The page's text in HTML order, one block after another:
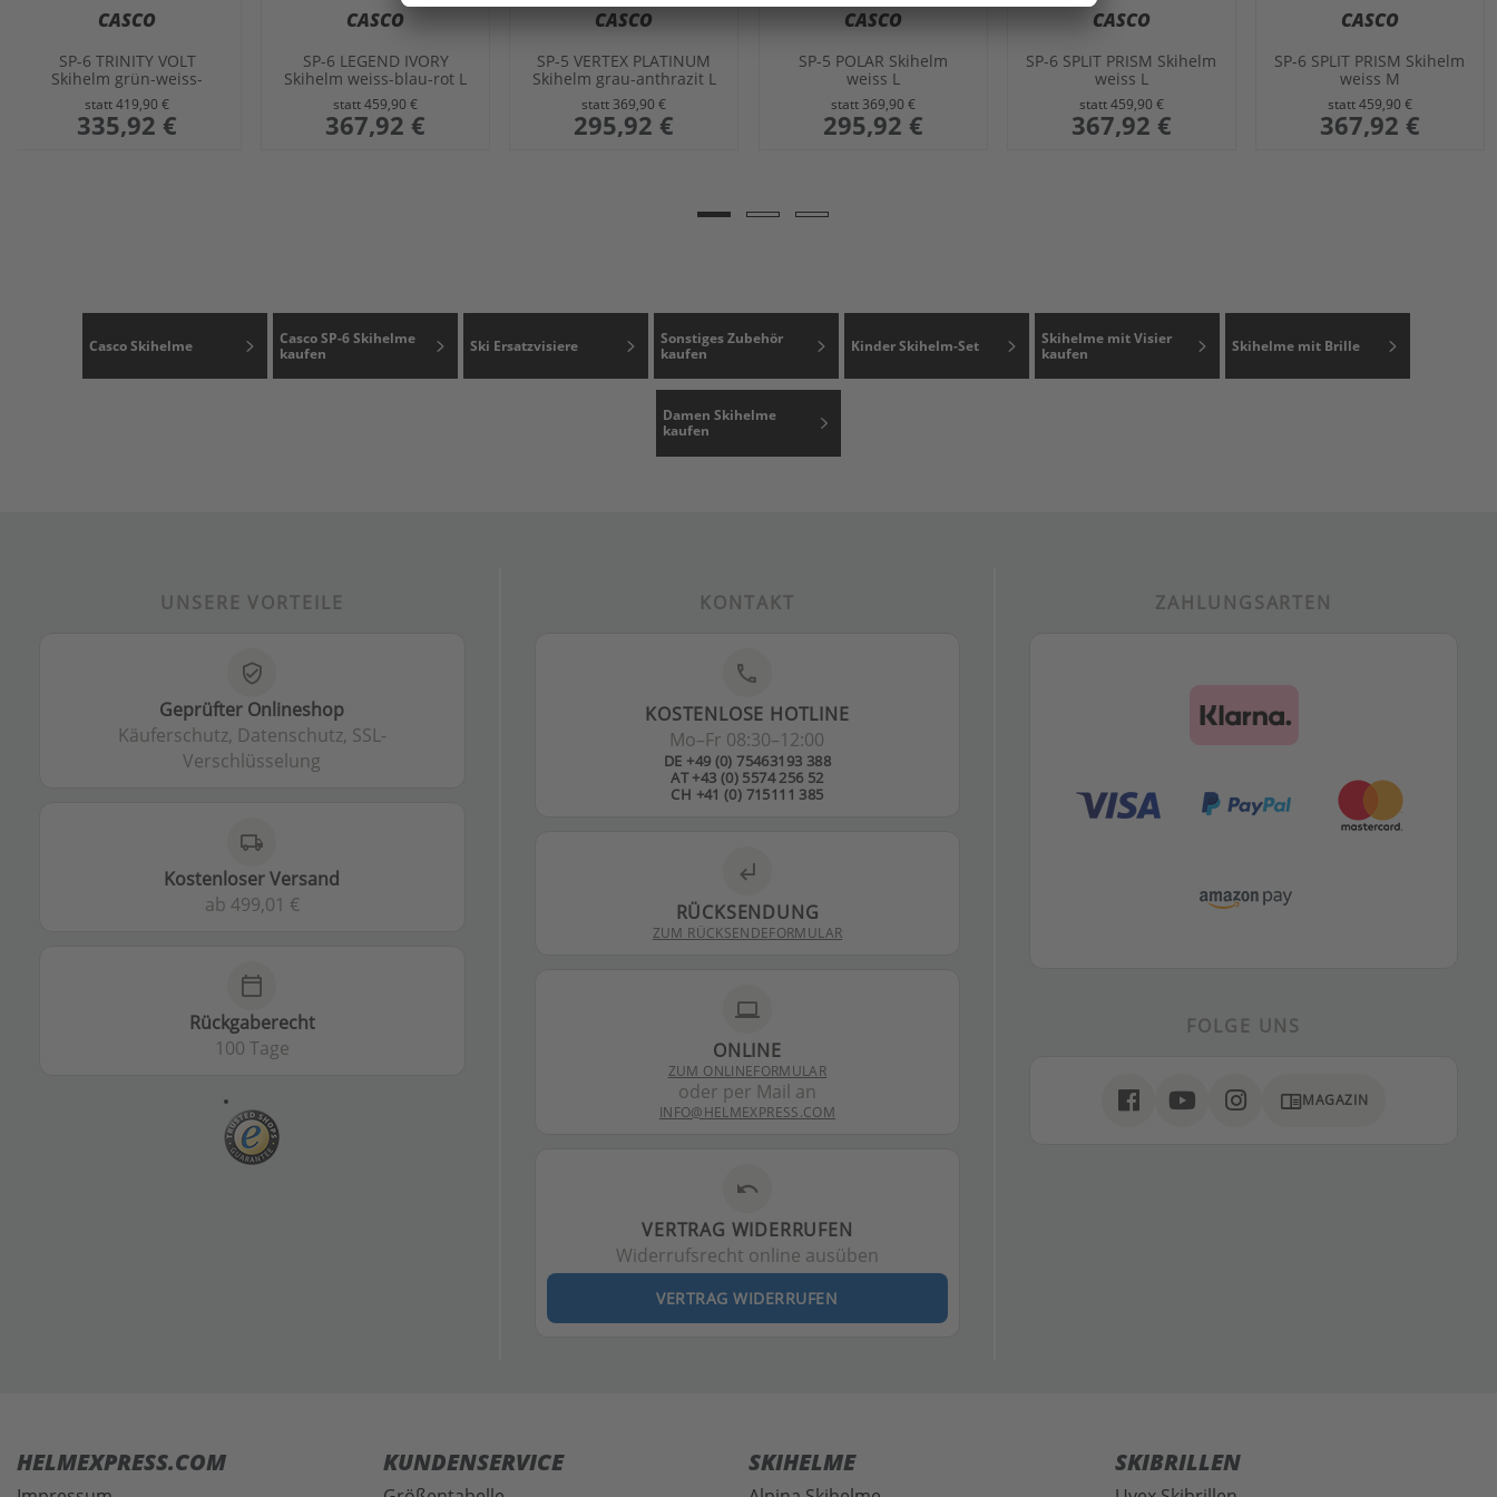
CASCO
SP-6 TRINITY VOLT
Skihelm grün-weiss-
orange M
statt419,90 €
sonderangebot
335,92 €
CASCO
SP-6 LEGEND IVORY
Skihelm weiss-blau-rot L
statt459,90 €
sonderangebot
367,92 €
CASCO
SP-5 VERTEX PLATINUM
Skihelm grau-anthrazit L
statt 369,90 €
sonderangebot
295,92 €
CASCO
SP-5 POLAR Skihelm
weiss L
statt 369,90 €
sonderangebot
295,92 €
CASCO
SP-6 SPLIT PRISM Skihelm
weiss L
statt459,90 €
sonderangebot
367,92 €
CASCO
SP-6 SPLIT PRISM Skihelm
weiss M
statt459,90 €
sonderangebot
367,92 €
Casco Skihelme
Casco SP-6 Skihelme
kaufen
Ski Ersatzvisiere
Sonstiges Zubehör
kaufen
Kinder Skihelm-Set
Skihelme mit Visier
kaufen
Skihelme mit Brille
Damen Skihelme
kaufen
UNSERE VORTEILE
verified_user
Geprüfter Onlineshop
Käuferschutz, Datenschutz, SSL-
Verschlüsselung
local_shipping
Kostenloser Versand
ab 499,01 €
calendar_today
Rückgaberecht
100 Tage
KONTAKT
phone
KOSTENLOSE HOTLINE
Mo–Fr 08:30–12:00
DE +49 (0) 75463193 388
AT +43 (0) 5574 256 52
CH +41 (0) 715111 385
subdirectory_arrow_left
RÜCKSENDUNG
ZUM RÜCKSENDEFORMULAR
laptop
ONLINE
ZUM ONLINEFORMULAR
oder per Mail an
INFO@HELMEXPRESS.COM
undo
VERTRAG WIDERRUFEN
Widerrufsrecht online ausüben
VERTRAG WIDERRUFEN
ZAHLUNGSARTEN
FOLGE UNS
chrome_reader_modeMAGAZIN
HELMEXPRESS.COM KUNDENSERVICE SKIHELME SKIBRILLEN